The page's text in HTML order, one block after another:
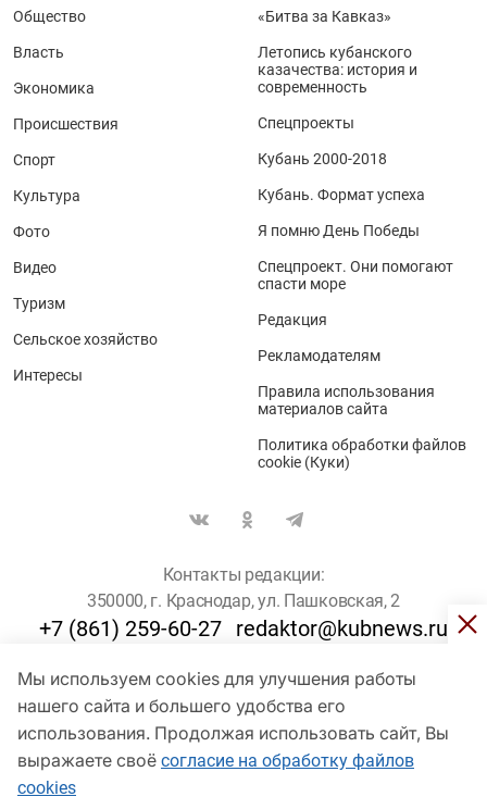
Мы используем cookies для улучшения работы
нашего сайта и большего удобства его
использования. Продолжая использовать сайт, Вы
выражаете своё согласие на обработку файлов
cookies
Общество
Власть
Экономика
Происшествия
Спорт
Культура
Фото
Видео
Туризм
Сельское хозяйство
Интересы
«Битва за Кавказ»
Летопись кубанского
казачества: история и
современность
Спецпроекты
Кубань 2000-2018
Кубань. Формат успеха
Я помню День Победы
Спецпроект. Они помогают
спасти море
Редакция
Рекламодателям
Правила использования
материалов сайта
Политика обработки файлов
cookie (Куки)
Контакты редакции:
350000, г. Краснодар, ул. Пашковская, 2
+7 (861) 259-60-27 redaktor@kubnews.ru
Для пользователей старше 16 лет
© Кубанские Новости, 2017
Сетевое издание «kubnews» зарегистрировано Федеральной
службой по надзору в сфере связи, информационных технологий
и массовых коммуникаций (Роскомнадзор). Регистрационный